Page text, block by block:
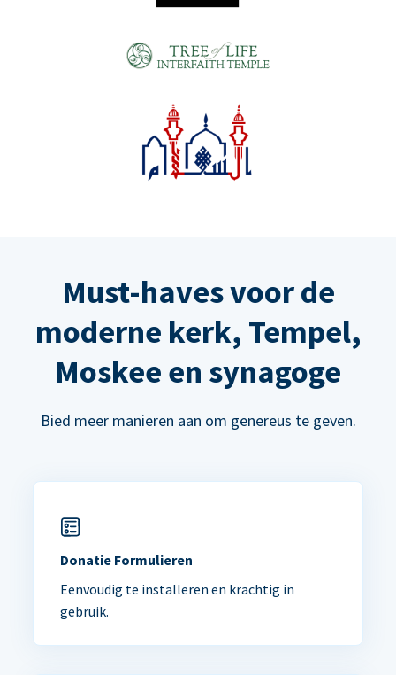
Must-haves voor de
moderne kerk, Tempel,
Moskee en synagoge
Bied meer manieren aan om genereus te geven.
Donatie Formulieren
Eenvoudig te installeren en krachtig in
gebruik.